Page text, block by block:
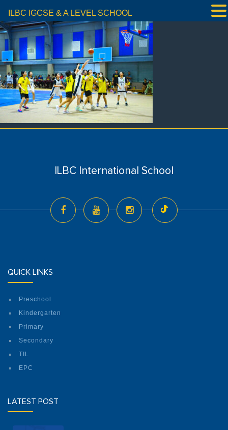
ILBC International School
QUICK LINKS
Preschool
Kindergarten
Primary
Secondary
TIL
EPC
LATEST POST
ILBC IGCSE & A LEVEL SCHOOL